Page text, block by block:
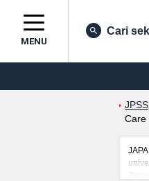
MENU
Cari
Care